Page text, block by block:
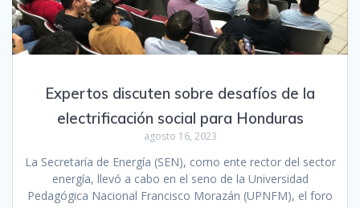
Expertos discuten sobre desafíos de la
electrificación social para Honduras
agosto 16, 2023
La Secretaría de Energía (SEN), como ente rector del sector
energía, llevó a cabo en el seno de la Universidad
Pedagógica Nacional Francisco Morazán (UPNFM), el foro